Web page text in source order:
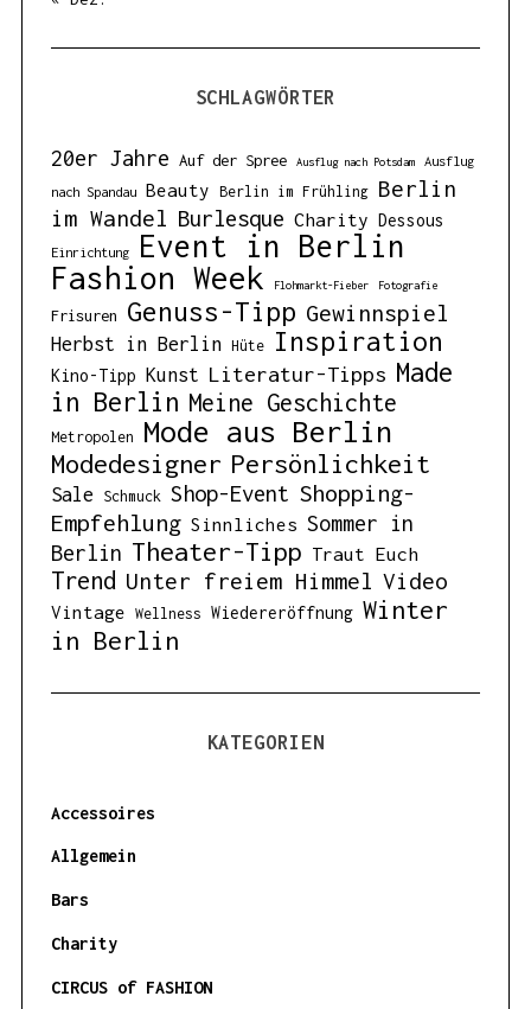
SCHLAGWÖRTER
20er Jahre Auf der Spree Ausflug nach Potsdam
Ausflug
nach Spandau
Beauty Berlin im Frühling
Berlin
im Wandel Burlesque Charity Dessous
Einrichtung
Event in Berlin
Fashion Week
Flohmarkt-Fieber Fotografie
Frisuren Genuss-Tipp Gewinnspiel
Herbst in Berlin Hüte Inspiration
Kino-Tipp Kunst Literatur-Tipps Made
in Berlin Meine Geschichte
Metropolen Mode aus Berlin
Modedesigner Persönlichkeit
Sale Schmuck Shop-Event Shopping-
Empfehlung Sinnliches Sommer in
Berlin Theater-Tipp Traut Euch
Trend Unter freiem Himmel Video
Vintage Wellness Wiedereröffnung Winter
in Berlin
KATEGORIEN
Accessoires
Allgemein
Bars
Charity
CIRCUS of FASHION